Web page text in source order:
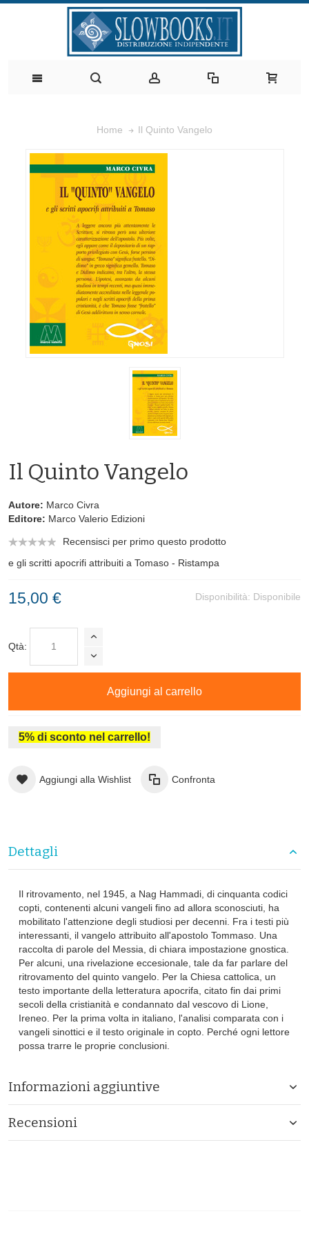
Home Il Quinto Vangelo
Il Quinto Vangelo
Autore: Marco Civra
Editore: Marco Valerio Edizioni
Recensisci per primo questo prodotto
e gli scritti apocrifi attribuiti a Tomaso - Ristampa
Disponibilità: Disponibile
15,00 €
Qtà:
Aggiungi al carrello
5% di sconto nel carrello!
Aggiungi alla Wishlist Confronta
Dettagli
Il ritrovamento, nel 1945, a Nag Hammadi, di cinquanta codici
copti, contenenti alcuni vangeli fino ad allora sconosciuti, ha
mobilitato l'attenzione degli studiosi per decenni. Fra i testi più
interessanti, il vangelo attribuito all'apostolo Tommaso. Una
raccolta di parole del Messia, di chiara impostazione gnostica.
Per alcuni, una rivelazione eccesionale, tale da far parlare del
ritrovamento del quinto vangelo. Per la Chiesa cattolica, un
testo importante della letteratura apocrifa, citato fin dai primi
secoli della cristianità e condannato dal vescovo di Lione,
Ireneo. Per la prima volta in italiano, l'analisi comparata con i
vangeli sinottici e il testo originale in copto. Perché ogni lettore
possa trarre le proprie conclusioni.
Informazioni aggiuntive
Recensioni